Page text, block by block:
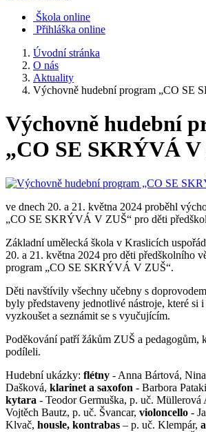
Škola online
Přihláška online
Úvodní stránka
O nás
Aktuality
Výchovně hudební program „CO SE
Výchovně hudební
„CO SE SKRÝVÁ V
ve dnech 20. a 21. května 2024 proběhl
„CO SE SKRÝVÁ V ZUŠ“ pro děti
Základní umělecká škola v Kraslicích
20. a 21. května 2024 pro děti předškolního
program „CO SE SKRÝVÁ V ZUŠ“.
Děti navštívily všechny učebny s
byly představeny jednotlivé nástroje, které si
vyzkoušet a seznámit se s vyučujícím.
Poděkování patří žákům ZUŠ a pedagogům,
podíleli.
Hudební ukázky: flétny - Anna Bártová,
Dašková, klarinet a saxofon - Barbora
kytara - Teodor Germuška, p. uč. Müllerová
Vojtěch Bautz, p. uč. Švancar, violoncello -
Klvač, housle, kontrabas – p. uč. Klempár,